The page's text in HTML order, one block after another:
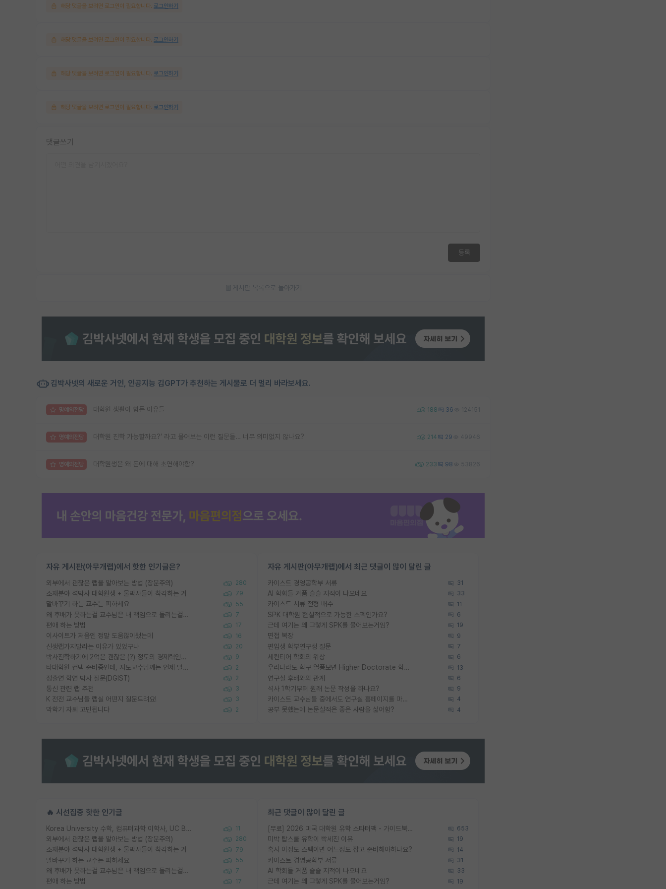
해당 댓글을 보려면 로그인이 필요합니다. 로그인하기
해당 댓글을 보려면 로그인이 필요합니다. 로그인하기
해당 댓글을 보려면 로그인이 필요합니다. 로그인하기
해당 댓글을 보려면 로그인이 필요합니다. 로그인하기
댓글쓰기
등록
게시판 목록으로 돌아가기
김박사넷의 새로운 거인, 인공지능 김GPT가 추천하는 게시물로 더 멀리 바라보세요.
명예의전당 대학원 생활이 힘든 이유들 188 36 124151
명예의전당 대학원 진학 가능할까요?’ 라고 물어보는 이런 질문들… 너무 의미없지 않나요? 214 29 49946
명예의전당 대학원생은 왜 돈에 대해 초연해야함? 233 98 53826
자유 게시판(아무개랩)에서 핫한 인기글은?
외부에서 괜찮은 랩을 알아보는 방법 (장문주의) 280
소재분야 석박사 대학원생 + 물박사들이 착각하는 거 79
말바꾸기 하는 교수는 피하세요 55
왜 후배가 못하는걸 교수님은 내 책임으로 돌리는걸까요? 7
편애 하는 방법 17
이사이트가 처음엔 정말 도움많이됐는데 16
신생랩가지말라는 이유가 있었구나 20
박사진학하기에 2억은 괜찮은 (?) 정도의 경제력인가요 9
타대학원 컨텍 준비중인데, 지도교수님께는 언제 말씀드려야 할까요? 2
정출연 학연 박사 질문(DGIST) 2
통신 관련 랩 추천 3
K 전전 교수님들 랩실 어떤지 질문드려요! 3
막학기 자퇴 고민됩니다 2
자유 게시판(아무개랩)에서 최근 댓글이 많이 달린 글
카이스트 경영공학부 서류 31
AI 학회들 거품 슬슬 지적이 나오네요 33
카이스트 서류 전형 배수 11
SPK 대학원 현실적으로 가능한 스펙인가요? 6
근데 여기는 왜 그렇게 SPK를 물어보는거임? 19
면접 복장 9
편입생 학부연구생 질문 7
세컨티어 학회의 위상 6
우리나라도 학구 열풍보면 Higher Doctorate 학위가 필요하다고 봅니다. 13
연구실 후배와의 관계 6
석사 1학기부터 원래 논문 작성을 하나요? 9
카이스트 교수님들 중에서도 연구실 홈페이지를 마련 안 하신 분들이 계시던데 4
공부 못했는데 논문실적은 좋은 사람을 싫어함? 4
🔥 시선집중 핫한 인기글
Korea University 수학, 컴퓨터과학 이학사, UC Berkeley 산업공학 대학원 공학박사가 되는 것은 쉽지 않겠죠? 11
외부에서 괜찮은 랩을 알아보는 방법 (장문주의) 280
소재분야 석박사 대학원생 + 물박사들이 착각하는 거 79
말바꾸기 하는 교수는 피하세요 55
왜 후배가 못하는걸 교수님은 내 책임으로 돌리는걸까요? 7
편애 하는 방법 17
최근 댓글이 많이 달린 글
[무료] 2026 미국 대학원 유학 스타터팩 - 가이드북 & 합격자 컨택메일 템플릿 653
미박 탑스쿨 유학이 빡세진 이유 19
혹시 이정도 스펙이면 어느정도 잡고 준비해야하나요? 14
카이스트 경영공학부 서류 31
AI 학회들 거품 슬슬 지적이 나오네요 33
근데 여기는 왜 그렇게 SPK를 물어보는거임? 19